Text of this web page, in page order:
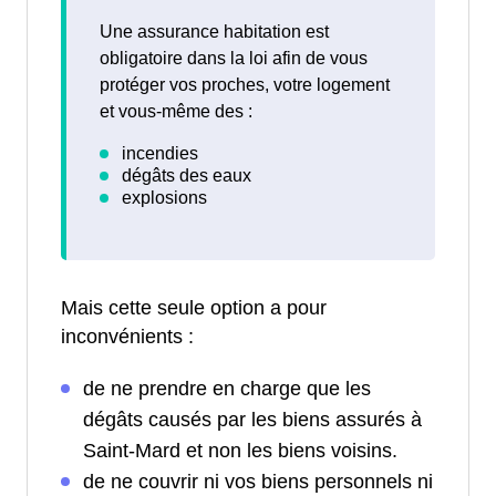
Une assurance habitation est
obligatoire dans la loi afin de vous
protéger vos proches, votre logement
et vous-même des :
Mais cette seule option a pour
inconvénients :
de ne prendre en charge que les
dégâts causés par les biens assurés à
Saint-Mard et non les biens voisins.
de ne couvrir ni vos biens personnels ni